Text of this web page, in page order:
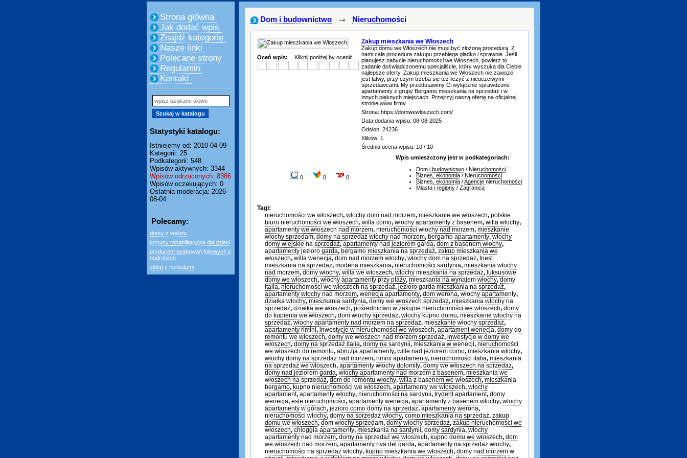
Strona główna
Jak dodać wpis
Znajdź kategorię
Nasze linki
Polecane strony
Regulamin
Kontakt
Statystyki katalogu:
Istniejemy od: 2010-04-09
Kategorii: 25
Podkategorii: 548
Wpisów aktywnych: 3344
Wpisów odrzuconych: 8386
Wpisów oczekujących: 0
Ostatnia moderacja: 2026-
08-04
Polecamy:
dresy z weluru
turnusy rehabilitacyjne dla dzieci
producent opakowań foliowych z
nadrukiem
sklep z herbatami
Dom i budownictwo → Nieruchomości
Oceń wpis: Kliknij poniżej by ocenić
Zakup mieszkania we Włoszech
Zakup domu we Włoszech nie musi być złożoną procedurą. Z
nami cała procedura zakupu przebiega gładko i sprawnie. Jeśli
planujesz nabycie nieruchomości we Włoszech, powierz to
zadanie doświadczonemu specjaliście, który wyszuka dla Ciebie
najlepsze oferty. Zakup mieszkania we Włoszech nie zawsze
jest łatwy, przy czym trzeba się też liczyć z nieuczciwymi
sprzedawcami. My przedstawimy Ci wyłącznie sprawdzone
apartamenty z grupy Bergamo mieszkania na sprzedaż i w
innych pięknych miejscach. Przejrzyj naszą ofertę na oficjalnej
stronie www firmy.
Strona: https://domwewloszech.com/
Data dodania wpisu: 08-08-2025
Odsłon: 24236
Klików: 1
Średnia ocena wpisu: 10 / 10
0 0 0
Wpis umieszczony jest w podkategoriach:
Dom i budownictwo / Nieruchomości
Biznes, ekonomia / Nieruchomości
Biznes, ekonomia /Agencje nieruchomości
Miasta i regiony / Zagranica
Tagi:
nieruchomości we włoszech, włochy dom nad morzem, mieszkanie we włoszech, polskie
biuro nieruchomości we włoszech, willa como, włochy apartamenty z basenem, willa włochy,
apartamenty we włoszech nad morzem, nieruchomości włochy nad morzem, mieszkanie
włochy sprzedam, domy na sprzedaż włochy nad morzem, bergamo apartamenty, włochy
domy wiejskie na sprzedaż, apartamenty nad jeziorem garda, dom z basenem włochy,
apartamenty jezioro garda, bergamo mieszkania na sprzedaż, zakup mieszkania we
włoszech, willa wenecja, dom nad morzem włochy, włochy dom na sprzedaż, triest
mieszkania na sprzedaż, modena mieszkania, nieruchomości sardynia, mieszkania włochy
nad morzem, domy włochy, willa we włoszech, włochy mieszkania na sprzedaż, luksusowe
domy we włoszech, włochy apartamenty przy plaży, mieszkania na wynajem włochy, domy
italia, nieruchomości we włoszech na sprzedaż, jezioro garda mieszkania na sprzedaż,
apartamenty włochy nad morzem, wenecja apartamenty, dom werona, włochy apartamenty,
działka włochy, mieszkania sardynia, domy we włoszech sprzedaż, mieszkania włochy na
sprzedaż, działka we włoszech, pośrednictwo w zakupie nieruchomości we włoszech, domy
do kupienia we włoszech, dom włochy sprzedaż, włochy kupno domu, mieszkanie włochy na
sprzedaż, włochy apartamenty nad morzem na sprzedaż, mieszkanie włochy sprzedaż,
apartamenty rimini, inwestycje w nieruchomości we włoszech, apartament wenecja, domy do
remontu we włoszech, domy we włoszech nad morzem sprzedaż, inwestycje w domy we
włoszech, domy na sprzedaż italia, domy na sardynii, mieszkania w wenecji, nieruchomości
we włoszech do remontu, abruzja apartamenty, wille nad jeziorem como, mieszkania włochy,
włochy domy na sprzedaż nad morzem, rimini apartamenty, nieruchomości italia, mieszkania
na sprzedaż we włoszech, apartamenty włochy dolomity, domy we włoszech na sprzedaż,
domy nad jeziorem garda, włochy apartamenty nad morzem z basenem, mieszkania we
włoszech na sprzedaż, dom do remontu włochy, willa z basenem we włoszech, mieszkania
bergamo, kupno nieruchomości we włoszech, apartamenty we włoszech, włochy
apartament, apartamenty włochy, nieruchomości na sardynii, trydent apartament, domy
wenecja, este nieruchomości, apartamenty wenecja, apartamenty z basenem włochy, wlochy
apartamenty w górach, jezioro como domy na sprzedaż, apartamenty werona,
nieruchomości włochy, domy na sprzedaż włochy, como mieszkania na sprzedaż, zakup
domu we włoszech, dom włochy sprzedam, domy włochy sprzedaż, zakup nieruchomości we
włoszech, chioggia apartamenty, mieszkania na sardynii, domy sardynia, włochy
apartamenty nad morzem, domy na sprzedaż we włoszech, kupno domu we włoszech, dom
we włoszech nad morzem, apartamenty riva del garda, apartamenty na sprzedaż włochy,
nieruchomości na sprzedaż włochy, kupno mieszkania we włoszech, domy nad morzem w